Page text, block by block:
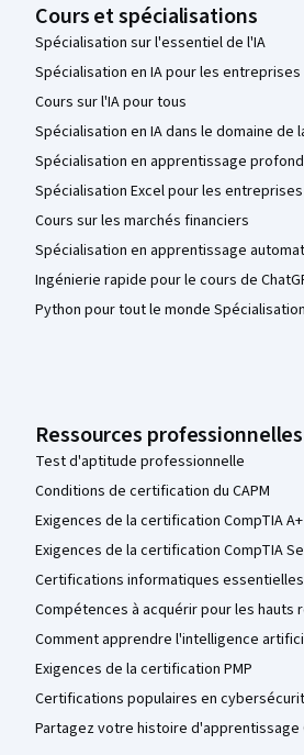
Cours et spécialisations
Spécialisation sur l'essentiel de l'IA
Spécialisation en IA pour les entreprises
Cours sur l'IA pour tous
Spécialisation en IA dans le domaine de
Spécialisation en apprentissage
Spécialisation Excel pour les entreprises
Cours sur les marchés financiers
Spécialisation en apprentissage
Ingénierie rapide pour le cours de
Python pour tout le monde Spécialisation
Ressources professionnelles
Test d'aptitude professionnelle
Conditions de certification du CAPM
Exigences de la certification CompTIA A+
Exigences de la certification CompTIA
Certifications informatiques essentielles
Compétences à acquérir pour les hauts
Comment apprendre l'intelligence
Exigences de la certification PMP
Certifications populaires en
Partagez votre histoire d'apprentissage